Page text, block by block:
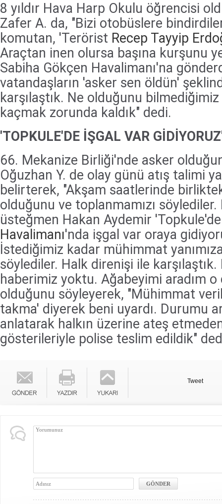
8 yıldır Hava Harp Okulu öğrencisi
Zafer A. da, "Bizi otobüslere
komutan, 'Terörist Recep Tayyip
Araçtan inen olursa başına kurşunu
Sabiha Gökçen Havalimanı'na
vatandaşların 'asker sen öldün'
karşılaştık. Ne olduğunu
kaçmak zorunda kaldık" dedi.
'TOPKULE'DE İŞGAL VAR
66. Mekanize Birliği'nde asker
Oğuzhan Y. de olay günü atış talimi
belirterek, "Akşam saatlerinde
olduğunu ve toplanmamızı
üsteğmen Hakan Aydemir
Havalimanı'nda işgal var oraya
İstediğimiz kadar mühimmat
söylediler. Halk direnişi ile
haberimiz yoktu. Ağabeyimi aradım
olduğunu söyleyerek, "Mühimmat
takma' diyerek beni uyardı. Durumu
anlatarak halkın üzerine ateş
gösterileriyle polise teslim edildik"
Tweet